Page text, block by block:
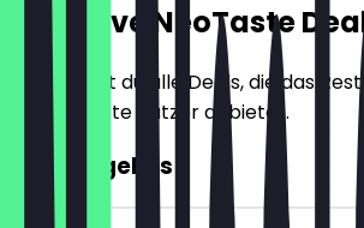
Exklusive NeoTaste
Hier findest du alle Deals, die das
für NeoTaste Nutzer anbietet.
2für1 Kugel Eis